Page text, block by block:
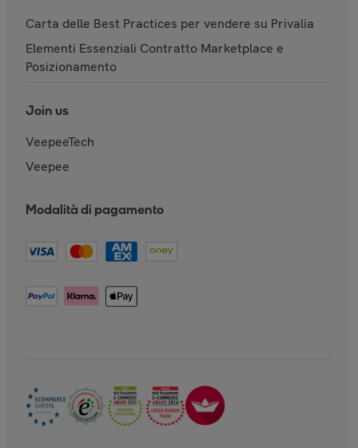
Carta delle Best Practices per vendere su Privalia
Elementi Essenziali Contratto Marketplace e
Posizionamento
Join us
VeepeeTech
Veepee
Modalità di pagamento